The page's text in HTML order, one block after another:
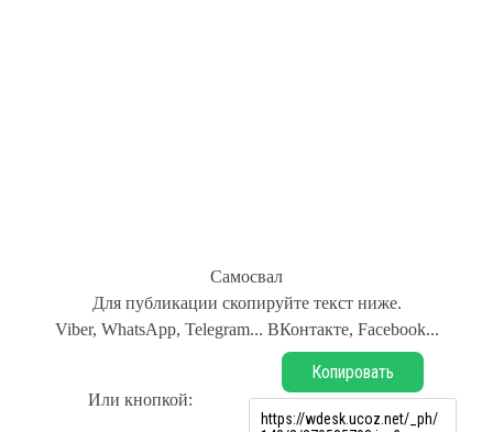
Самосвал
Для публикации скопируйте текст ниже.
Viber, WhatsApp, Telegram... ВКонтакте, Facebook...
Или кнопкой:
Копировать